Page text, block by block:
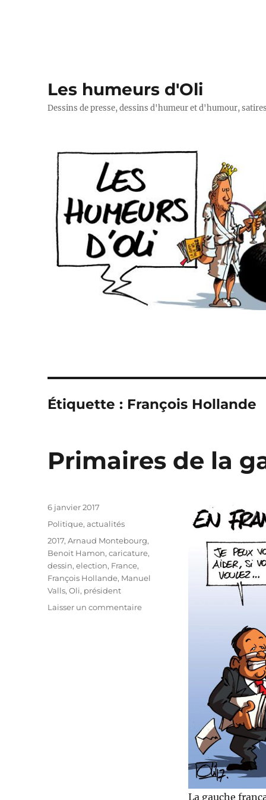
Les humeurs d'Oli
Dessins de presse, dessins d'humeur et d'humour,
Étiquette : François Hollande
Primaires de la
La gauche
Publié
6 janvier 2017
Catégories
Politique, actualités
Étiquettes
2017,Arnaud Montebourg,
Benoit Hamon,caricature,
dessin,election, France,
François Hollande, Manuel
Valls,Oli, président
Laisser un commentairesur